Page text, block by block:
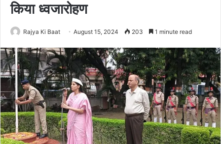
किया ध्वजारोहण
Rajya Ki Baat August 15, 2024 203 1 minute read